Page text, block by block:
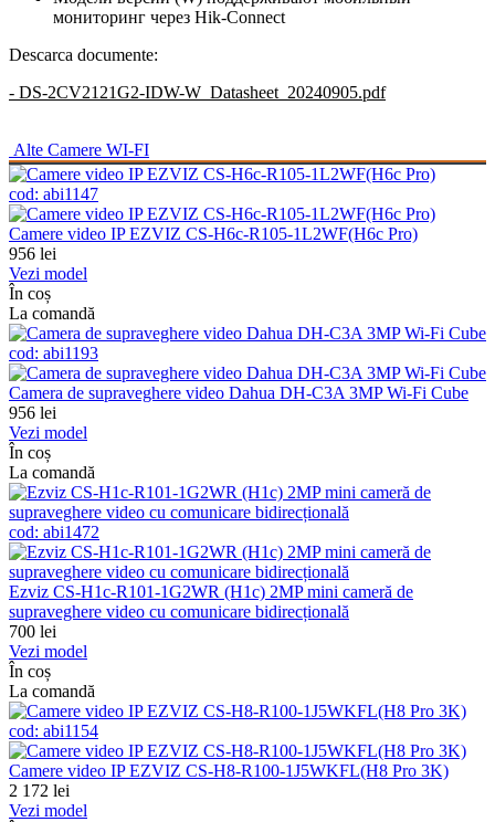
мониторинг через Hik-Connect
Descarca documente:
- DS-2CV2121G2-IDW-W_Datasheet_20240905.pdf
Alte Camere WI-FI
cod: abi1147
Camere video IP EZVIZ CS-H6c-R105-1L2WF(H6c Pro)
956 lei
Vezi model
În coș
La comandă
cod: abi1193
Camera de supraveghere video Dahua DH-C3A 3MP Wi-Fi Cube
956 lei
Vezi model
În coș
La comandă
cod: abi1472
Ezviz CS-H1c-R101-1G2WR (H1c) 2MP mini cameră de
supraveghere video cu comunicare bidirecțională
700 lei
Vezi model
În coș
La comandă
cod: abi1154
Camere video IP EZVIZ CS-H8-R100-1J5WKFL(H8 Pro 3K)
2 172 lei
Vezi model